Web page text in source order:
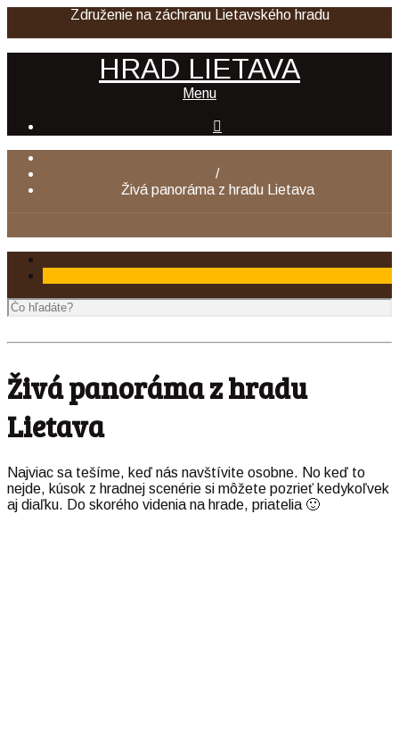
Združenie na záchranu Lietavského hradu
HRAD LIETAVA
Menu

/
Živá panoráma z hradu Lietava
Živá panoráma z hradu
Lietava
Najviac sa tešíme, keď nás navštívite osobne. No keď to
nejde, kúsok z hradnej scenérie si môžete pozrieť kedykoľvek
aj diaľku. Do skorého videnia na hrade, priatelia 🙂